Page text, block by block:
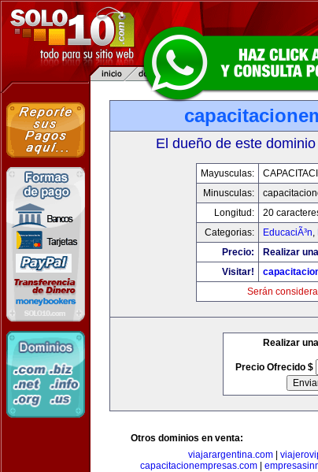
El dueño de este
Mayusculas:
Minusculas:
Longitud:
20
Categorias:
EducaciÃ³n,
Precio:
Realizar
Visitar!
Serán
Realizar
Precio Ofrecido $
Otros dominios en venta:
viajarargentina.com|
capacitacionempresas.com|